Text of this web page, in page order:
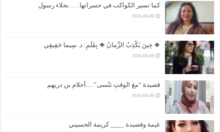
كما تسير الكواكب في حسراتها . …نجلاء رسول
2026-08-06
❖ حِينَ يَكْذِبُ الزَّمانُ ❖ بِقَلَمِ: د. سِيما حَقِيقِي
2026-08-06
قصيدة “معَ الوقتِ تنْسى”….أحلام بن دريهم
2026-08-06
غيمة وقصيدة ____ كريمة الحسيني